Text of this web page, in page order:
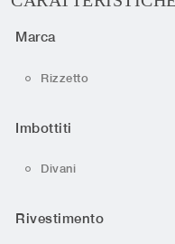
Marca
Rizzetto
Imbottiti
Divani
Rivestimento